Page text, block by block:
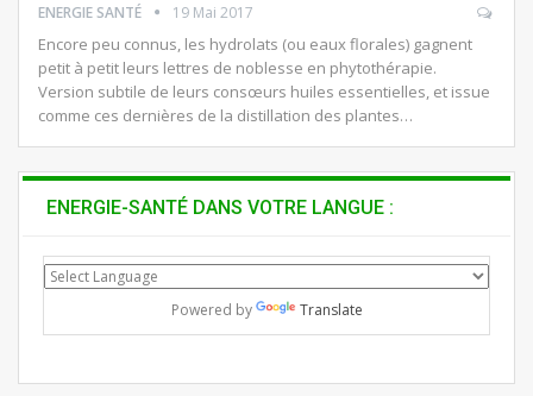
ENERGIE SANTÉ 19 Mai 2017
Encore peu connus, les hydrolats (ou eaux florales) gagnent
petit à petit leurs lettres de noblesse en phytothérapie.
Version subtile de leurs consœurs huiles essentielles, et issue
comme ces dernières de la distillation des plantes…
ENERGIE-SANTÉ DANS VOTRE LANGUE :
Powered by Translate